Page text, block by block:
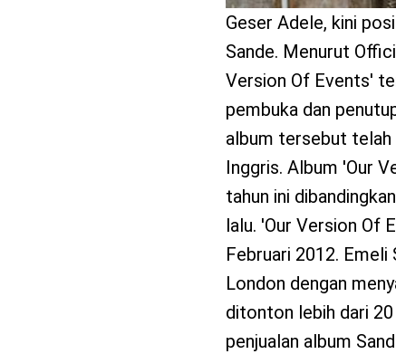
Geser Adele, kini
Sande. Menurut
Version Of Events'
pembuka dan
album tersebut telah
Inggris. Album 'Our
tahun ini
lalu. 'Our Version Of
Februari 2012. Emeli
London dengan
ditonton lebih dari 20
penjualan album